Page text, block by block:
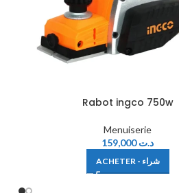
Rabot ingco 750w
Menuiserie
د.ت159,000
ACHETER - شراء